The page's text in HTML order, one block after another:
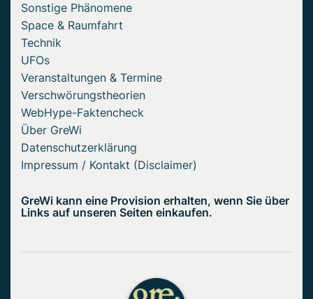
Sonstige Phänomene
Space & Raumfahrt
Technik
UFOs
Veranstaltungen & Termine
Verschwörungstheorien
WebHype-Faktencheck
Über GreWi
Datenschutzerklärung
Impressum / Kontakt (Disclaimer)
GreWi kann eine Provision erhalten, wenn Sie über
Links auf unseren Seiten einkaufen.